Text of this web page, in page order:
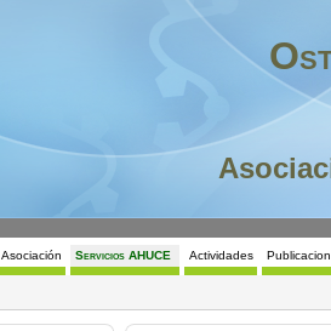
Asociación Servicios AHUCE Actividades